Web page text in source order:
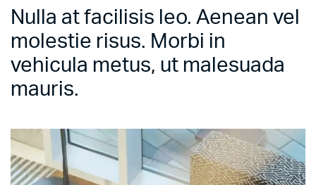
Nulla at facilisis leo. Aenean vel
molestie risus. Morbi in
vehicula metus, ut malesuada
mauris.